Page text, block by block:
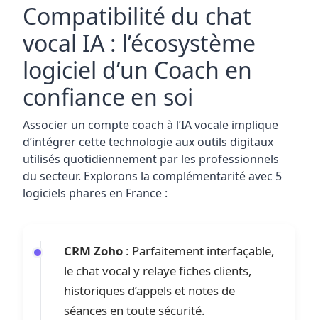
Compatibilité du chat
vocal IA : l’écosystème
logiciel d’un Coach en
confiance en soi
Associer un compte coach à l’IA vocale implique
d’intégrer cette technologie aux outils digitaux
utilisés quotidiennement par les professionnels
du secteur. Explorons la complémentarité avec 5
logiciels phares en France :
CRM Zoho : Parfaitement interfaçable,
le chat vocal y relaye fiches clients,
historiques d’appels et notes de
séances en toute sécurité.